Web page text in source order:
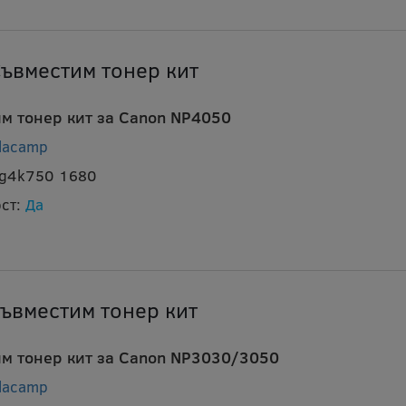
тонер кит
тонер кит за Canon NP4050
1680
Да
тонер кит
тонер кит за Canon NP3030/3050